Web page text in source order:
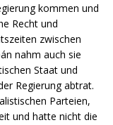
kommen und
Recht und
zwischen
nahm auch sie
Staat und
Regierung abtrat.
Parteien,
und hatte nicht die